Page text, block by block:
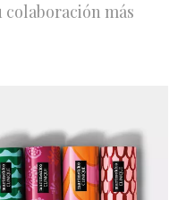
colaboración más